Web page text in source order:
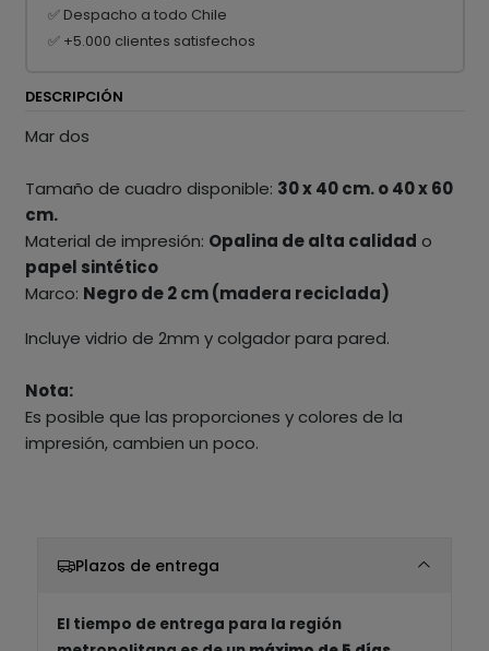
✅ Despacho a todo Chile
✅ +5.000 clientes satisfechos
DESCRIPCIÓN
Mar dos
Tamaño de cuadro disponible: 30 x 40 cm. o 40 x 60
cm.
Material de impresión: Opalina de alta calidad o
papel sintético
Marco: Negro de 2 cm (madera reciclada)
Incluye vidrio de 2mm y colgador para pared.
Nota:
Es posible que las proporciones y colores de la
impresión, cambien un poco.
Plazos de entrega
El tiempo de entrega para la región